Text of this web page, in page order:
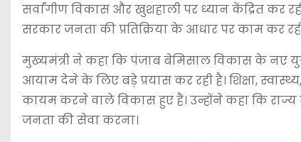
सर्वांगीण विकास और खुशहाली पर ध्यान केंद्रित
सरकार जनता की प्रतिक्रिया के आधार पर काम कर
मुख्यमंत्री ने कहा कि पंजाब बेमिसाल विकास के नए
आयाम देने के लिए बड़े प्रयास कर रही है। शिक्षा,
कायम करने वाले विकास हुए हैं। उन्होंने कहा कि
जनता की सेवा करना।